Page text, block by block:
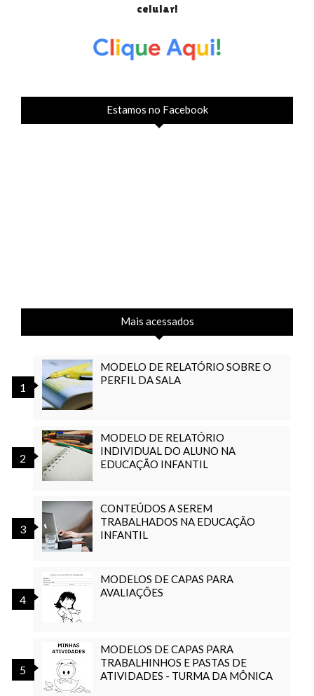
celular!
Estamos no Facebook
Mais acessados
MODELO DE RELATÓRIO SOBRE O
PERFIL DA SALA
MODELO DE RELATÓRIO
INDIVIDUAL DO ALUNO NA
EDUCAÇÃO INFANTIL
CONTEÚDOS A SEREM
TRABALHADOS NA EDUCAÇÃO
INFANTIL
MODELOS DE CAPAS PARA
AVALIAÇÕES
MODELOS DE CAPAS PARA
TRABALHINHOS E PASTAS DE
ATIVIDADES - TURMA DA MÔNICA